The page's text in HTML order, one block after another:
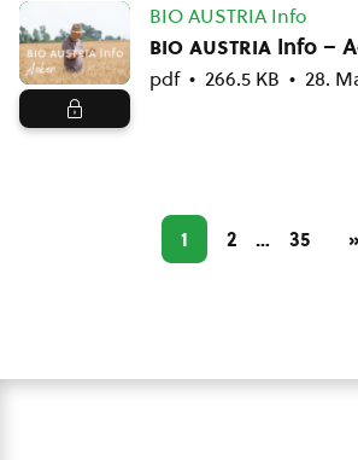
BIO AUSTRIA Info
bio austria Info –
pdf 266.5 KB 28.
1 2 … 35 »